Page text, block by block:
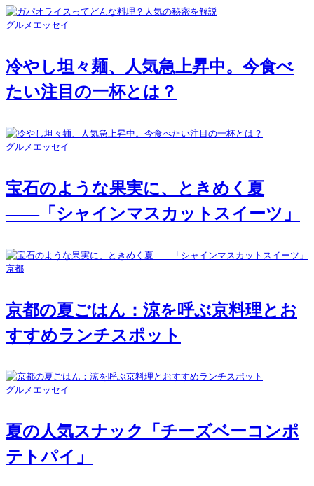
グルメエッセイ
冷やし坦々麺、人気急上昇中。今食べ
たい注目の一杯とは？
グルメエッセイ
宝石のような果実に、ときめく夏
――「シャインマスカットスイーツ」
京都
京都の夏ごはん：涼を呼ぶ京料理とお
すすめランチスポット
グルメエッセイ
夏の人気スナック「チーズベーコンポ
テトパイ」